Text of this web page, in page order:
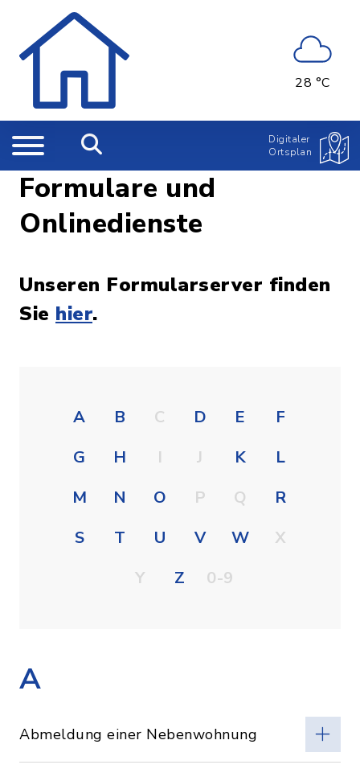
28 °C
Digitaler
Ortsplan
Formulare und
Onlinedienste
Unseren Formularserver finden
Sie hier.
A B C D E
F
G
H I J K
L
M
N O P Q
R
S
T U V W
X
Y
Z 0-9
A
Abmeldung einer Nebenwohnung